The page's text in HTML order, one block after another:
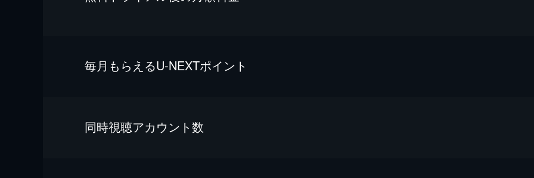
毎⽉もらえるU-NEXTポイント
同時視聴アカウント数